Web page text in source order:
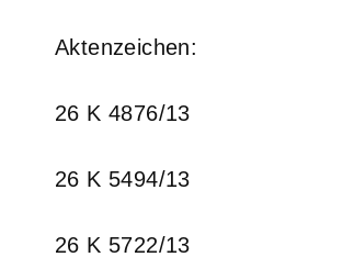
Aktenzeichen:
26 K 4876/13
26 K 5494/13
26 K 5722/13